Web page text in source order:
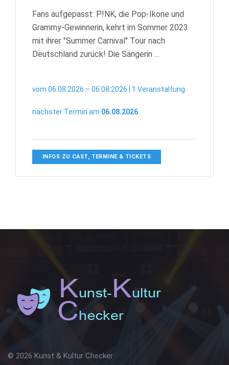
Fans aufgepasst: P!NK, die Pop-Ikone und
Grammy-Gewinnerin, kehrt im Sommer 2023
mit ihrer "Summer Carnival" Tour nach
Deutschland zurück! Die Sängerin ...
vom 06.08.2026 – 06.08.2026 | 1 Veranstaltung
nächster Termin am 06.08.2026
INFOS ZU CAST, TERMINE & TICKETS
© 2026 Kunst & Kultur Checker